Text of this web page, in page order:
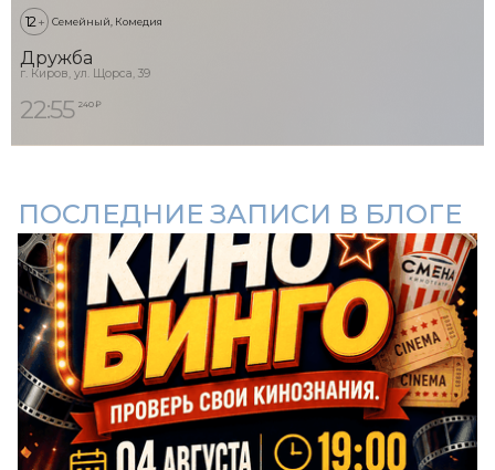
12 + Семейный, Комедия
Дружба
г. Киров, ул. Щорса, 39
22:55 240 ₽
ПОСЛЕДНИЕ ЗАПИСИ В БЛОГЕ